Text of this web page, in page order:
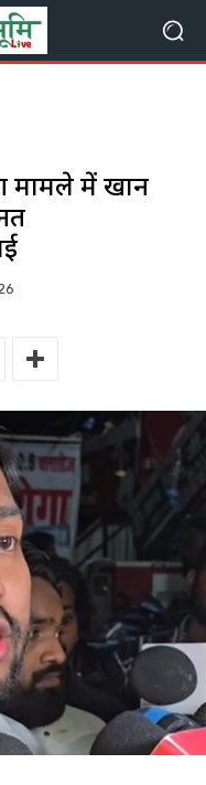
मामले में खान